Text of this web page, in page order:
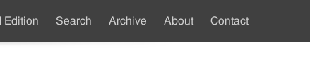
Edition Search Archive About Contact